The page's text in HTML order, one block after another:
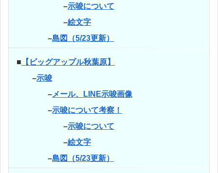
–示唆について
–絵文字
–島図（5/23更新）
■ 【ビッグアップル秋葉原】
–示唆
–メール、LINE示唆画像
–示唆について考察！
–示唆について
–絵文字
–島図（5/23更新）